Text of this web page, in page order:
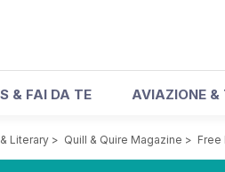
& FAI DA TE AVIAZIONE &
Literary > Quill & Quire Magazine > Free